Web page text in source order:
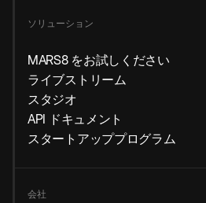
ソリューション
MARS8 をお試しください
ライブストリーム
スタジオ
API ドキュメント
スタートアッププログラム
会社